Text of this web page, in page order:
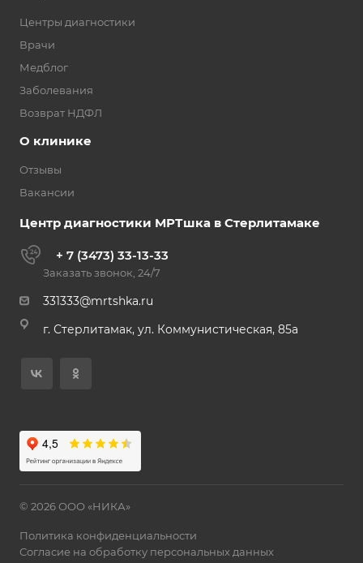
Центры диагностики
Врачи
Медблог
Заболевания
Возврат НДФЛ
О клинике
Отзывы
Вакансии
Центр диагностики МРТшка в Стерлитамаке
+ 7 (3473) 33-13-33
Заказать звонок, 24/7
331333@mrtshka.ru
г. Стерлитамак, ул. Коммунистическая, 85а
© 2026 ООО «НИКА»
Политика конфиденциальности
Согласие на обработку персональных данных